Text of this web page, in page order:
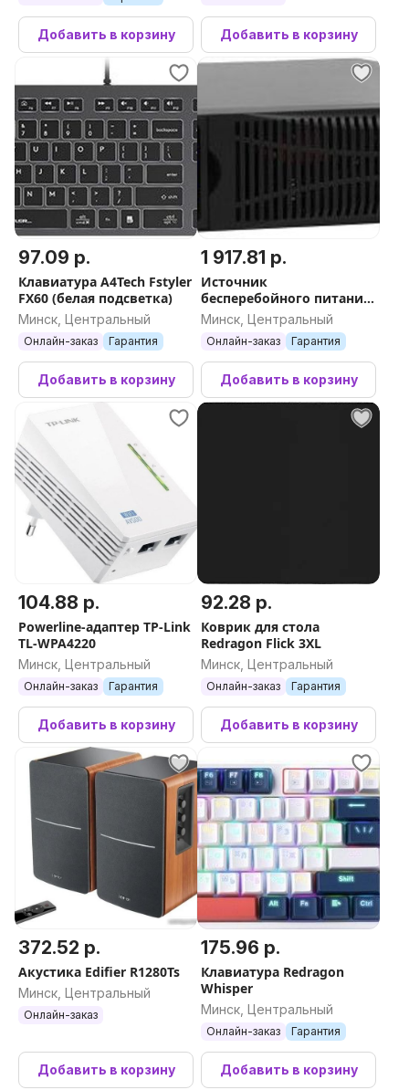
Добавить в корзину Добавить в корзину
97.09 р.
Клавиатура A4Tech Fstyler
FX60 (белая подсветка)
Минск, Центральный
Онлайн-заказ Гарантия
Добавить в корзину
1 917.81 р.
Источник
бесперебойного питания
Powerman Online 3000 RT
Минск, Центральный
Онлайн-заказ Гарантия
Добавить в корзину
104.88 р.
Powerline-адаптер TP-Link
TL-WPA4220
Минск, Центральный
Онлайн-заказ Гарантия
Добавить в корзину
92.28 р.
Коврик для стола
Redragon Flick 3XL
Минск, Центральный
Онлайн-заказ Гарантия
Добавить в корзину
372.52 р.
Акустика Edifier R1280Ts
Минск, Центральный
Онлайн-заказ
Добавить в корзину
175.96 р.
Клавиатура Redragon
Whisper
Минск, Центральный
Онлайн-заказ Гарантия
Добавить в корзину